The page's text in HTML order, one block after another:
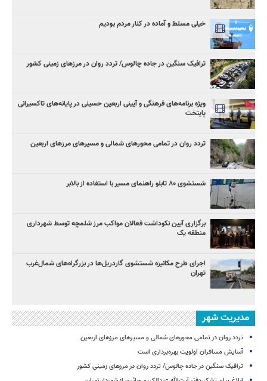
خیلی مسلط و آماده در کنار مردم بودیم
ترافیک سنگین در جاده چالوس/ تردد روان در مرزهای زمینی کشور
ویژه برنامه‌های فرهنگی و آیینی اربعین حسینی در پایانه‌های تاکسیرانی
پایتخت
تردد روان در تمامی محورهای شمالی و مسیرهای مرزهای اربعین
شستشوی ۸۰ تابلو راهنمای مسیر با استفاده از بالابر
برگزاری آیین نکوداشت فعالان مواکب مرز شلمچه توسط شهرداری
منطقه یک
اجرای طرح مکانیزه شستشوی گاردریل‌ها در بزرگراه‌های شمال‌غرب
تهران
مدیریت شهر
تردد روان در تمامی محورهای شمالی و مسیرهای مرزهای اربعین
آسایش مسافران اولویت بهره‌برداری است
ترافیک سنگین در جاده چالوس/ تردد روان در مرزهای زمینی کشور